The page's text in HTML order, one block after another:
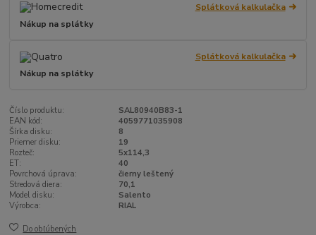
Splátková kalkulačka
Nákup na splátky
Splátková kalkulačka
Nákup na splátky
Číslo produktu:
SAL80940B83-1
EAN kód:
4059771035908
Šírka disku:
8
Priemer disku:
19
Rozteč:
5x114,3
ET:
40
Povrchová úprava:
čierny leštený
Stredová diera:
70,1
Model disku:
Salento
Výrobca:
RIAL
Do obľúbených